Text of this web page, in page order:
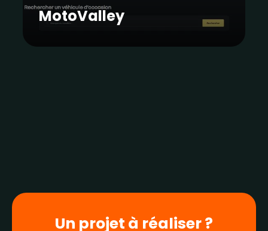
MotoValley
Un projet à réaliser ?